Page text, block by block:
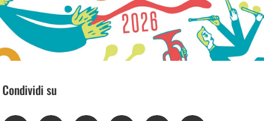
Condividi su